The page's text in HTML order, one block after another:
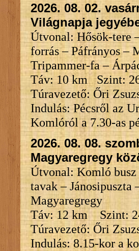
2026. 08. 02.
Világnapja
Útvonal: Hősök-tere
forrás – Páfrányos –
Tripammer-fa –
Táv: 10 km Szint:
Túravezető: Őri
Indulás: Pécsről az
Komlóról a 7.30-as
2026. 08. 08.
Magyaregregy
Útvonal: Komló
tavak – Jánosipuszta
Magyaregregy
Táv: 12 km Szint:
Túravezető: Őri
Indulás: 8.15-kor a